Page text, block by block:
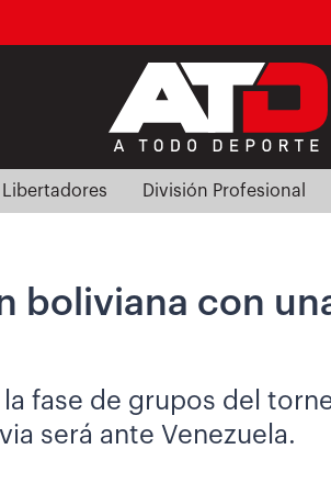
División Profesional
boliviana con
fase de grupos del
será ante Venezuela.